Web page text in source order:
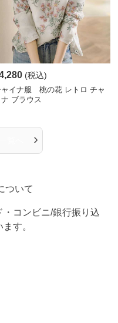
(税込)
ャイナ服 桃の花 レトロ チャ
ナ ブラウス
›
ついて
コンビニ/銀行振り込
す。